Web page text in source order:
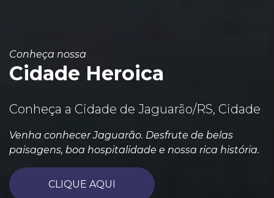
Conheça nossa
Cidade Heroica
Conheça a Cidade de Jaguarão/RS, Cidade
Venha conhecer Jaguarão. Desfrute de belas
paisagens, boa hospitalidade e nossa rica história.
CLIQUE AQUI